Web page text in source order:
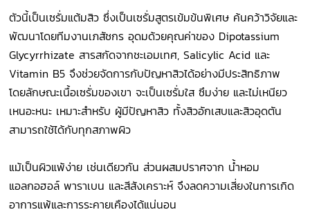
ตัวนี้เป็นเซรั่มแต้มสิว ซึ่งเป็นเซรั่มสูตรเข้มข้นพิเศษ ค้นคว้าวิจัยและ
พัฒนาโดยทีมงานเภสัชกร อุดมด้วยคุณค่าของ Dipotassium
Glycyrrhizate สารสกัดจากชะเอมเทศ, Salicylic Acid และ
Vitamin B5 จึงช่วยจัดการกับปัญหาสิวได้อย่างมีประสิทธิภาพ
โดยลักษณะเนื้อเซรั่มของเขา จะเป็นเซรั่มใส ซึมง่าย และไม่เหนียว
เหนอะหนะ เหมาะสำหรับ ผู้มีปัญหาสิว ทั้งสิวอักเสบและสิวอุดตัน
สามารถใช้ได้กับทุกสภาพผิว
แม้เป็นผิวแพ้ง่าย เช่นเดียวกัน ส่วนผสมปราศจาก น้ำหอม
แอลกอฮอล์ พาราเบน และสีสังเคราะห์ จึงลดความเสี่ยงในการเกิด
อาการแพ้และการระคายเคืองได้แน่นอน